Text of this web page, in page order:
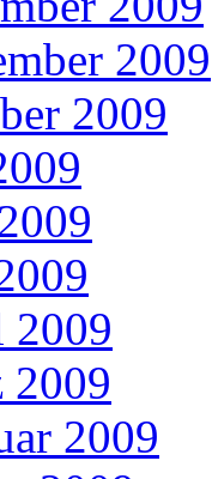
2009
2009
2009
2009